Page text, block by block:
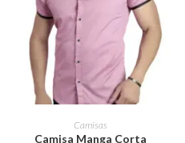
SELECCIONAR OPCIONES
producto
tiene
Camisas
Camisa Manga Corta